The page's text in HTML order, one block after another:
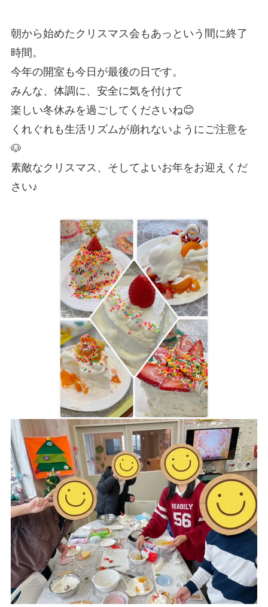
朝から始めたクリスマス会もあっという間に終了
時間。
今年の開室も今日が最後の日です。
みんな、体調に、安全に気を付けて
楽しい冬休みを過ごしてくださいね😊
くれぐれも生活リズムが崩れないようにご注意を
🐶
素敵なクリスマス、そしてよいお年をお迎えくだ
さい♪